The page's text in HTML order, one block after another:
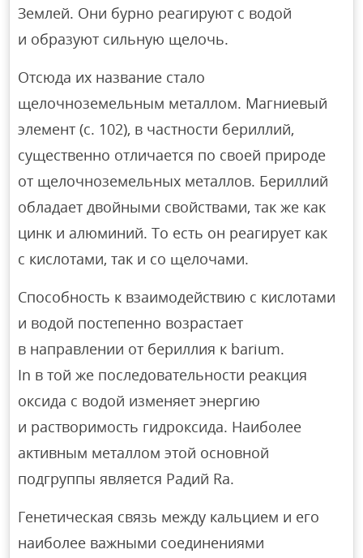
Землей. Они бурно реагируют с водой
и образуют сильную щелочь.
Отсюда их название стало
щелочноземельным металлом. Магниевый
элемент (с. 102), в частности бериллий,
существенно отличается по своей природе
от щелочноземельных металлов. Бериллий
обладает двойными свойствами, так же как
цинк и алюминий. То есть он реагирует как
с кислотами, так и со щелочами.
Способность к взаимодействию с кислотами
и водой постепенно возрастает
в направлении от бериллия к barium.
In в той же последовательности реакция
оксида с водой изменяет энергию
и растворимость гидроксида. Наиболее
активным металлом этой основной
подгруппы является Радий Ra.
Генетическая связь между кальцием и его
наиболее важными соединениями